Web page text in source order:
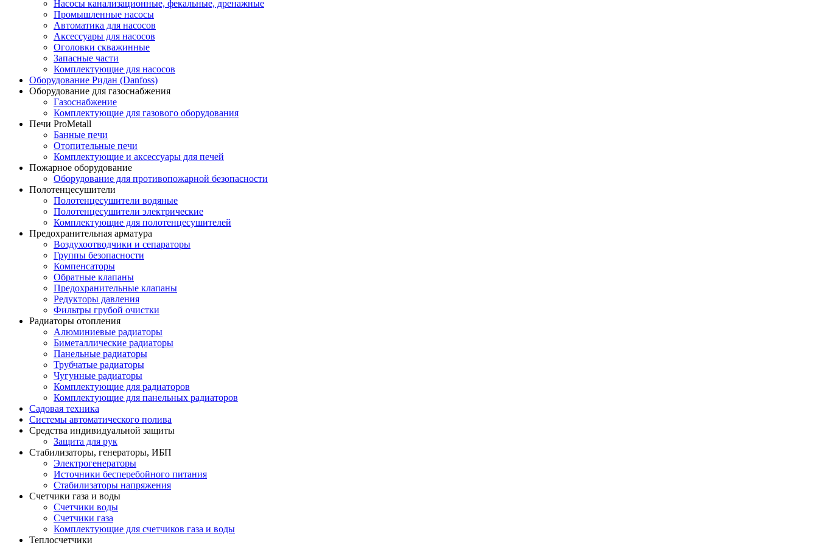
Насосы канализационные, фекальные, дренажные
Промышленные насосы
Автоматика для насосов
Аксессуары для насосов
Оголовки скважинные
Запасные части
Комплектующие для насосов
Оборудование Ридан (Danfoss)
Оборудование для газоснабжения
Газоснабжение
Комплектующие для газового оборудования
Печи ProMetall
Банные печи
Отопительные печи
Комплектующие и аксессуары для печей
Пожарное оборудование
Оборудование для противопожарной безопасности
Полотенцесушители
Полотенцесушители водяные
Полотенцесушители электрические
Комплектующие для полотенцесушителей
Предохранительная арматура
Воздухоотводчики и сепараторы
Группы безопасности
Компенсаторы
Обратные клапаны
Предохранительные клапаны
Редукторы давления
Фильтры грубой очистки
Радиаторы отопления
Алюминиевые радиаторы
Биметаллические радиаторы
Панельные радиаторы
Трубчатые радиаторы
Чугунные радиаторы
Комплектующие для радиаторов
Комплектующие для панельных радиаторов
Садовая техника
Системы автоматического полива
Средства индивидуальной защиты
Защита для рук
Стабилизаторы, генераторы, ИБП
Электрогенераторы
Источники бесперебойного питания
Стабилизаторы напряжения
Счетчики газа и воды
Счетчики воды
Счетчики газа
Комплектующие для счетчиков газа и воды
Теплосчетчики